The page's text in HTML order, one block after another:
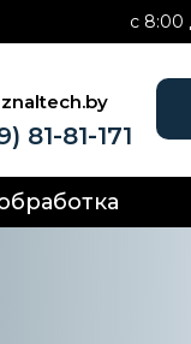
c 8:00
81-81-171